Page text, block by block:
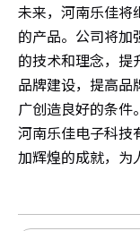
未来，河南乐佳将
的产品。公司将加
的技术和理念，提
品牌建设，提高品
广创造良好的条件
河南乐佳电子科技
加辉煌的成就，为